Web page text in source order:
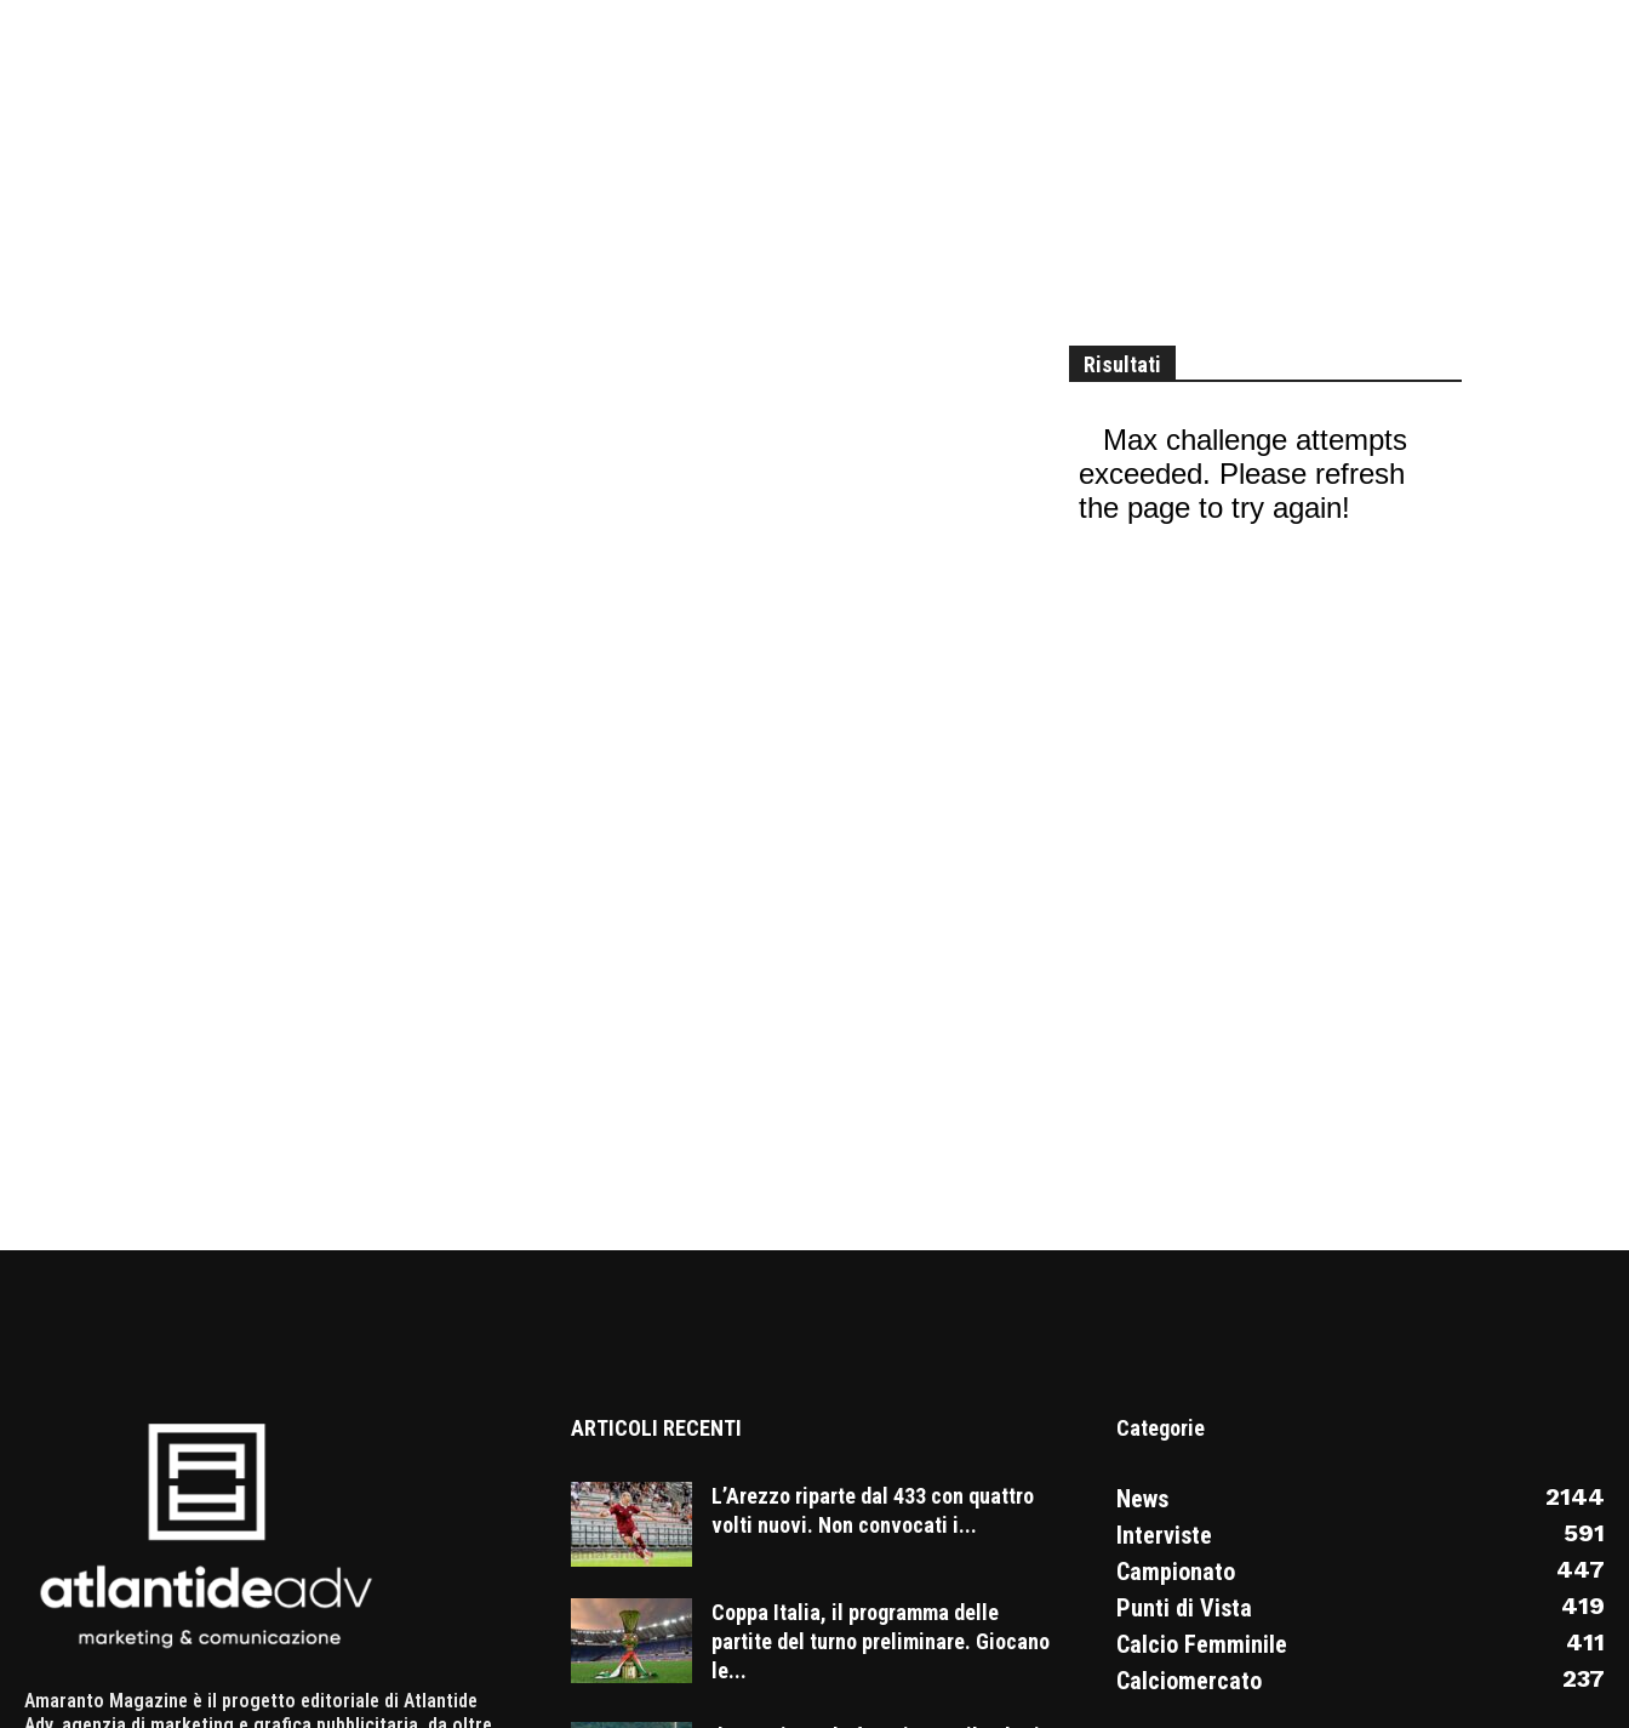
Risultati
Amaranto Magazine è il progetto editoriale di Atlantide
ARTICOLI RECENTI
L’Arezzo riparte dal 433 con quattro
volti nuovi. Non convocati i...
Coppa Italia, il programma delle
partite del turno preliminare. Giocano
le...
Categorie
News
2144
Interviste
591
Campionato
447
Punti di Vista
419
Calcio Femminile
411
Calciomercato
237